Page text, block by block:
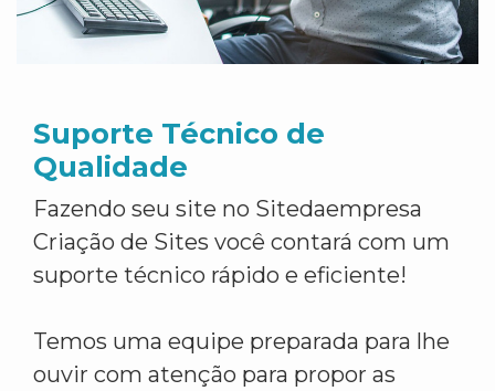
Suporte Técnico de
Qualidade
Fazendo seu site no Sitedaempresa
Criação de Sites você contará com um
suporte técnico rápido e eficiente!
Temos uma equipe preparada para lhe
ouvir com atenção para propor as